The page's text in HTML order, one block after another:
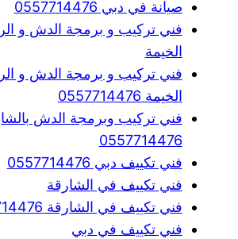
صيانة في دبي 0557714476
فني تركيب و برمجة الدش و
الخيمة
فني تركيب و برمجة الدش و
الخيمة 0557714476
فني تركيب وبرمجة الدش
0557714476
فني تكييف دبي 0557714476
فني تكييف في الشارقة
فني تكييف في الشارقة 0557714476
فني تكييف في دبي